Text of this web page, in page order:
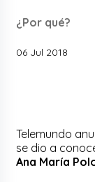
¿Por qué?
06 Jul 2018
Telemundo
se dio a
Ana María